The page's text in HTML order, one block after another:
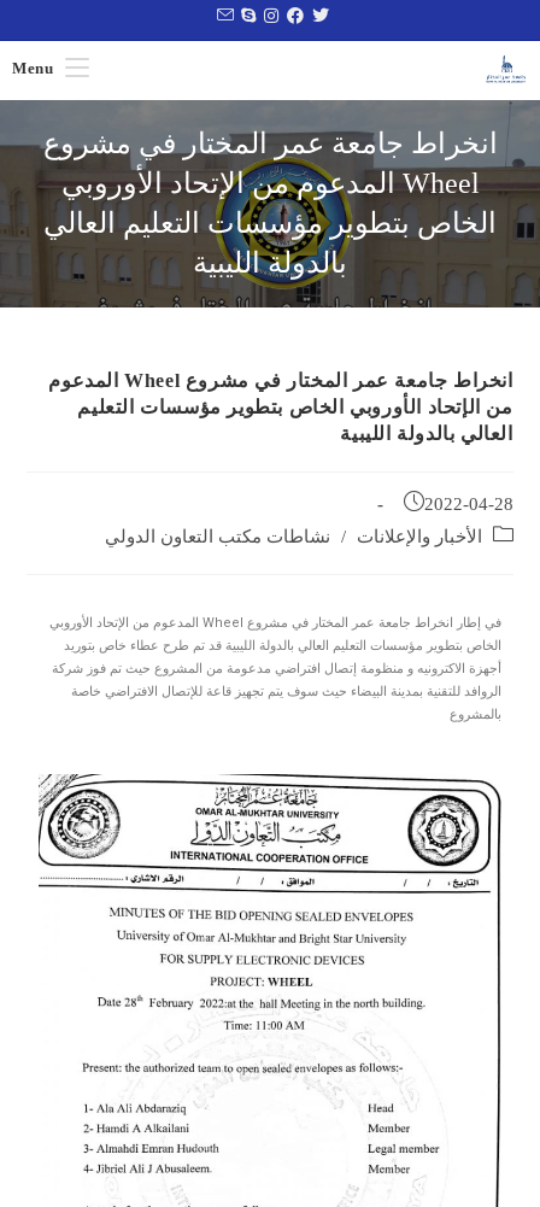
Menu
انخراط جامعة عمر المختار في مشروع
Wheel المدعوم من الإتحاد الأوروبي
الخاص بتطوير مؤسسات التعليم العالي
بالدولة الليبية
انخراط جامعة عمر المختار في مشروع Wheel المدعوم
من الإتحاد الأوروبي الخاص بتطوير مؤسسات التعليم
العالي بالدولة الليبية
2022-04-28
الأخبار والإعلانات
/ نشاطات مكتب التعاون الدولي
في إطار انخراط جامعة عمر المختار في مشروع Wheel المدعوم من الإتحاد الأوروبي
الخاص بتطوير مؤسسات التعليم العالي بالدولة الليبية قد تم طرح عطاء خاص بتوريد
أجهزة الاكترونيه و منظومة إتصال افتراضي مدعومة من المشروع حيث تم فوز شركة
الروافد للتقنية بمدينة البيضاء حيث سوف يتم تجهيز قاعة للإتصال الافتراضي خاصة
بالمشروع